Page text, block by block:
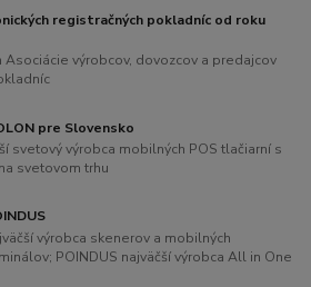
registračných pokladníc od roku
Asociácie výrobcov, dovozcov a predajcov
pre Slovensko
svetový výrobca mobilných POS tlačiarní s
svetovom trhu
výrobca skenerov a mobilných
POINDUS najväčší výrobca All in One